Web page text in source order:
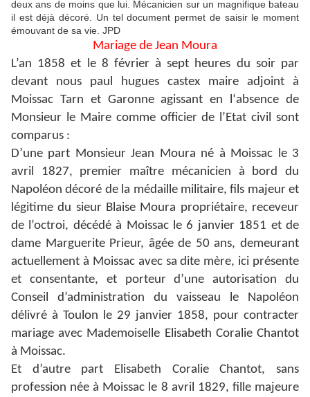
deux ans de moins que lui. Mécanicien sur un magnifique bateau
il est déjà décoré. Un tel document permet de saisir le moment
émouvant de sa vie. JPD
Mariage de Jean Moura
L’an 1858 et le 8 février à sept heures du soir par
devant nous paul hugues castex maire adjoint à
Moissac Tarn et Garonne agissant en l‘absence de
Monsieur le Maire comme officier de l’Etat civil sont
comparus :
D’une part Monsieur Jean Moura né à Moissac le 3
avril 1827, premier maître mécanicien à bord du
Napoléon décoré de la médaille militaire, fils majeur et
légitime du sieur Blaise Moura propriétaire, receveur
de l’octroi, décédé à Moissac le 6 janvier 1851 et de
dame Marguerite Prieur, âgée de 50 ans, demeurant
actuellement à Moissac avec sa dite mère, ici présente
et consentante, et porteur d’une autorisation du
Conseil d’administration du vaisseau le Napoléon
délivré à Toulon le 29 janvier 1858, pour contracter
mariage avec Mademoiselle Elisabeth Coralie Chantot
à Moissac.
Et d’autre part Elisabeth Coralie Chantot, sans
profession née à Moissac le 8 avril 1829, fille majeure